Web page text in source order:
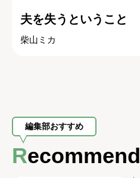
夫を失うということ
柴山ミカ
編集部おすすめ
Recommend